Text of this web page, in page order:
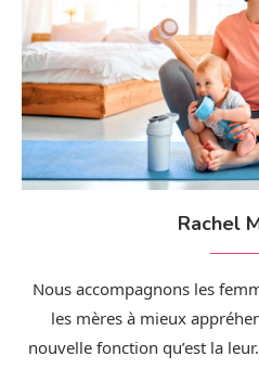
Rachel
Nous accompagnons les
les mères à mieux
nouvelle fonction qu’est la